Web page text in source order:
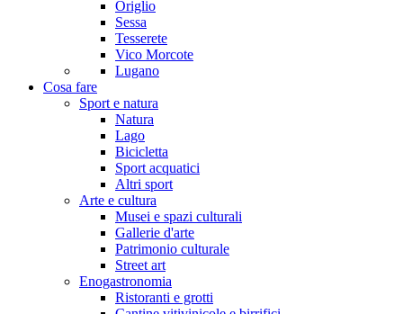
Origlio
Sessa
Tesserete
Vico Morcote
Lugano
Cosa fare
Sport e natura
Natura
Lago
Bicicletta
Sport acquatici
Altri sport
Arte e cultura
Musei e spazi culturali
Gallerie d'arte
Patrimonio culturale
Street art
Enogastronomia
Ristoranti e grotti